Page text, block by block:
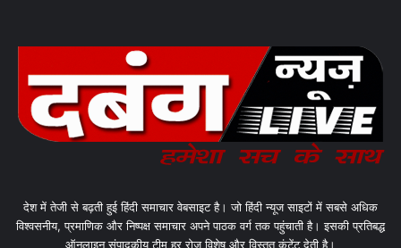
देश में तेजी से बढ़ती हुई हिंदी समाचार वेबसाइट है। जो हिंदी न्यूज साइटों में सबसे अधिक
विश्वसनीय, प्रमाणिक और निष्पक्ष समाचार अपने पाठक वर्ग तक पहुंचाती है। इसकी प्रतिबद्ध
ऑनलाइन संपादकीय टीम हर रोज विशेष और विस्तृत कंटेंट देती है।